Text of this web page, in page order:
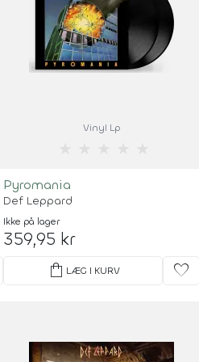
Vinyl Lp
Pyromania
Def Leppard
Ikke på lager
359,95 kr
shopping_bag LÆG I KURV favorite